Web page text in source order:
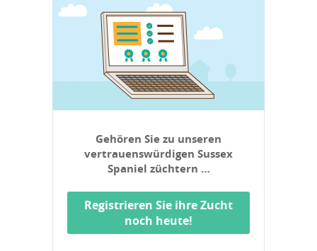
Gehören Sie zu unseren
vertrauenswürdigen Sussex
Spaniel züchtern …
Registrieren Sie ihre Zucht
noch heute!